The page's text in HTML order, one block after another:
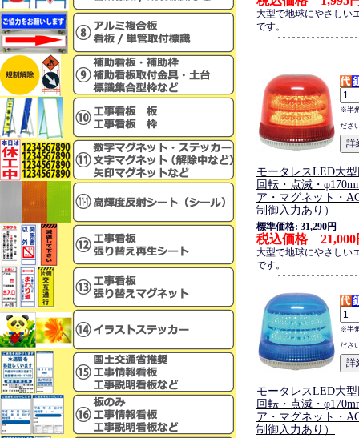
大型で地球にやさしい
です。
※半
ださ
モータレスLED大
回転・点滅・
ア・マグネット・
制御入力あり）
標準価格: 31,290円
税込価格 21,000
大型で地球にやさしい
です。
※半
ださ
モータレスLED大
回転・点滅・
ア・マグネット・
制御入力あり）